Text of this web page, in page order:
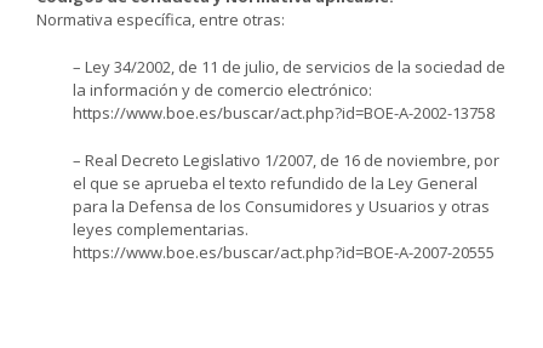
Normativa específica, entre otras:
– Ley 34/2002, de 11 de julio, de servicios de la sociedad de
la información y de comercio electrónico:
https://www.boe.es/buscar/act.php?id=BOE-A-2002-13758
– Real Decreto Legislativo 1/2007, de 16 de noviembre, por
el que se aprueba el texto refundido de la Ley General
para la Defensa de los Consumidores y Usuarios y otras
leyes complementarias.
https://www.boe.es/buscar/act.php?id=BOE-A-2007-20555